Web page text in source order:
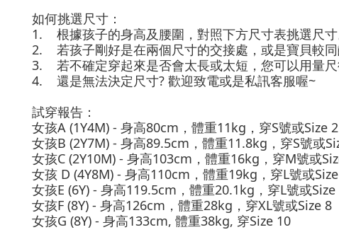
如何挑選尺寸：
1. 根據孩子的身高及腰圍，對照下方尺寸表挑選尺
2. 若孩子剛好是在兩個尺寸的交接處，或是寶貝較
3. 若不確定穿起來是否會太長或太短，您可以用量
4. 還是無法決定尺寸? 歡迎致電或是私訊客服喔~
試穿報告：
女孩A (1Y4M) - 身高80cm ，體重11kg ，穿S號或Size 2
女孩B (2Y7M) - 身高89.5cm ，體重11.8kg ，穿S號或
女孩C (2Y10M) - 身高103cm ，體重16kg ，穿M號或
女孩 D (4Y8M) - 身高110cm ，體重19kg ，穿L號或
女孩E (6Y) - 身高119.5cm ，體重20.1kg ，穿L號或
女孩F (8Y) - 身高126cm ，體重28kg ，穿XL號或Size 8
女孩G (8Y) - 身高133cm, 體重38kg, 穿Size 10